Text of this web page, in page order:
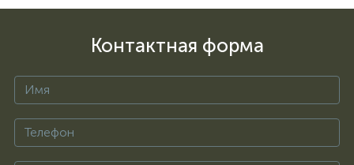
Контактная форма